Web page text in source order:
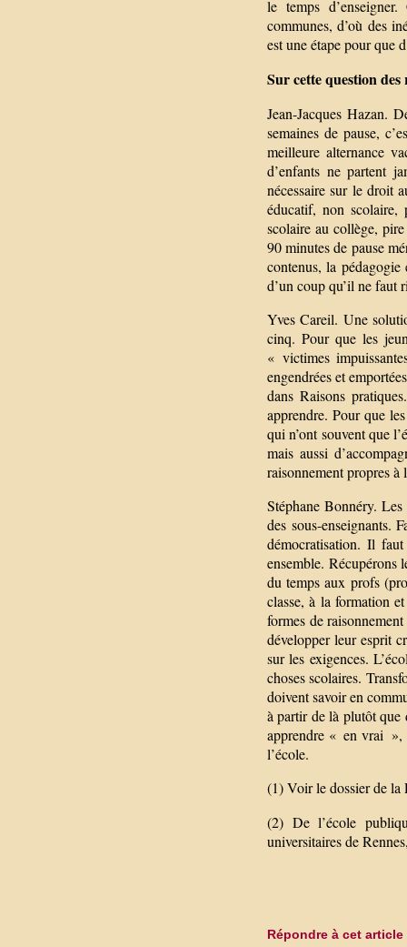
le temps
communes, d’où des
est une étape pour que
Sur cette question
Jean-Jacques Hazan.
semaines de pause,
meilleure alternance
d’enfants ne partent
nécessaire sur le droit
éducatif, non scolaire,
scolaire au collège,
90 minutes de pause
contenus, la pédagogie
d’un coup qu’il ne
Yves Careil. Une
cinq. Pour que les
« victimes
engendrées et
dans Raisons
apprendre. Pour que
qui n’ont souvent que
mais aussi
raisonnement propres
Stéphane Bonnéry.
des sous-enseignants.
démocratisation. Il
ensemble. Récupérons
du temps aux profs
classe, à la formation
formes de
développer leur esprit
sur les exigences.
choses scolaires.
doivent savoir en
à partir de là plutôt que
apprendre « en vrai »,
l’école.
(1) Voir le dossier de
(2) De l’école
universitaires de
Répondre à cet article